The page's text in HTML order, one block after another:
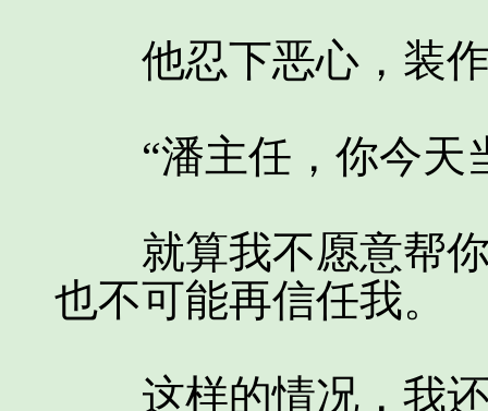
他忍下恶心，装作
“潘主任，你今天
就算我不愿意帮你
也不可能再信任我。
这样的情况，我还